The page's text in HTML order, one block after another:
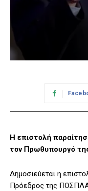
Η επιστολή
τον Πρωθυπουργό
Δημοσιεύεται η
Πρόεδρος της